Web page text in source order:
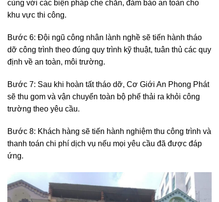
cùng với các biện pháp che chắn, đảm bảo an toàn cho
khu vực thi công.
Bước 6: Đội ngũ công nhân lành nghề sẽ tiến hành tháo
dỡ công trình theo đúng quy trình kỹ thuật, tuân thủ các quy
định về an toàn, môi trường.
Bước 7: Sau khi hoàn tất tháo dỡ, Cơ Giới An Phong Phát
sẽ thu gom và vận chuyển toàn bộ phế thải ra khỏi công
trường theo yêu cầu.
Bước 8: Khách hàng sẽ tiến hành nghiệm thu công trình và
thanh toán chi phí dịch vụ nếu mọi yêu cầu đã được đáp
ứng.